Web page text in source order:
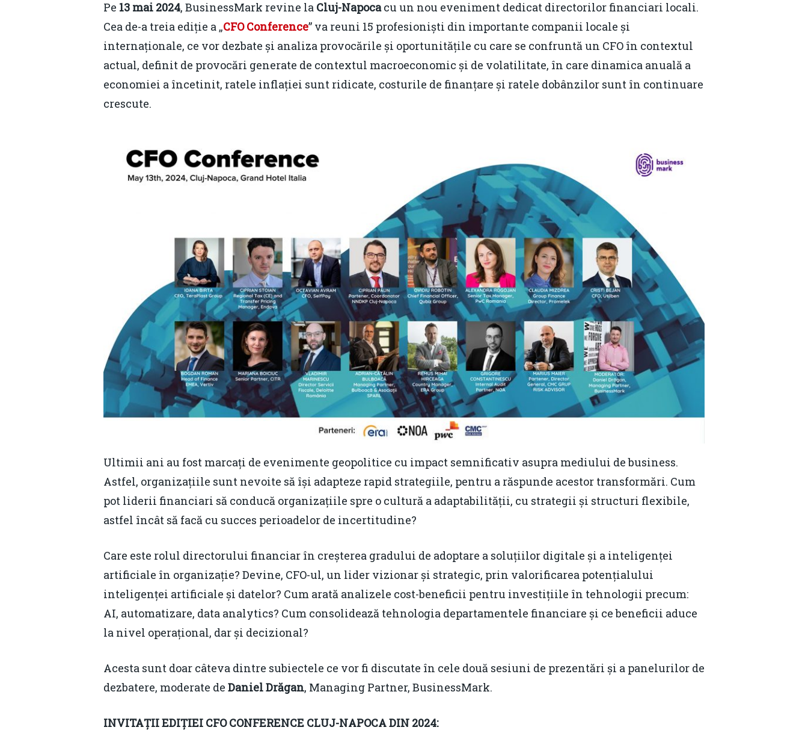
Pe 13 mai 2024, BusinessMark revine la Cluj-Napocacu un nou eveniment dedicat directorilor financiari locali.
Cea de-a treia ediție a „CFO Conference” va reuni 15 profesioniști din importante companii locale și
internaționale, ce vor dezbate și analiza provocările și oportunitățile cu care se confruntă un CFO în contextul
actual, definit de provocări generate de contextul macroeconomic și de volatilitate, în care dinamica anuală a
economiei a încetinit, ratele inflației sunt ridicate, costurile de finanțare și ratele dobânzilor sunt în continuare
crescute.
Ultimii ani au fost marcați de evenimente geopolitice cu impact semnificativ asupra mediului de business.
Astfel, organizațiile sunt nevoite să își adapteze rapid strategiile, pentru a răspunde acestor transformări. Cum
pot liderii financiari să conducă organizațiile spre o cultură a adaptabilității, cu strategii și structuri flexibile,
astfel încât să facă cu succes perioadelor de incertitudine?
Care este rolul directorului financiar în creșterea gradului de adoptare a soluțiilor digitale și a inteligenței
artificiale în organizație? Devine, CFO-ul, un lider vizionar și strategic, prin valorificarea potențialului
inteligenței artificiale și datelor? Cum arată analizele cost-beneficii pentru investițiile în tehnologii precum:
AI, automatizare, data analytics? Cum consolidează tehnologia departamentele financiare și ce beneficii aduce
la nivel operațional, dar și decizional?
Acesta sunt doar câteva dintre subiectele ce vor fi discutate în cele două sesiuni de prezentări și a panelurilor de
dezbatere, moderate de Daniel Drăgan, Managing Partner, BusinessMark.
INVITAȚII EDIȚIEI CFO CONFERENCE CLUJ-NAPOCA DIN 2024: